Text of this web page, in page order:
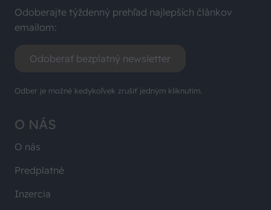
O NÁS
O nás
Predplatné
Inzercia
Odoberajte týždenný prehľad najlepších článkov
emailom:
Odoberať bezplatný newsletter
Odber je možné kedykoľvek zrušiť jedným kliknutím.